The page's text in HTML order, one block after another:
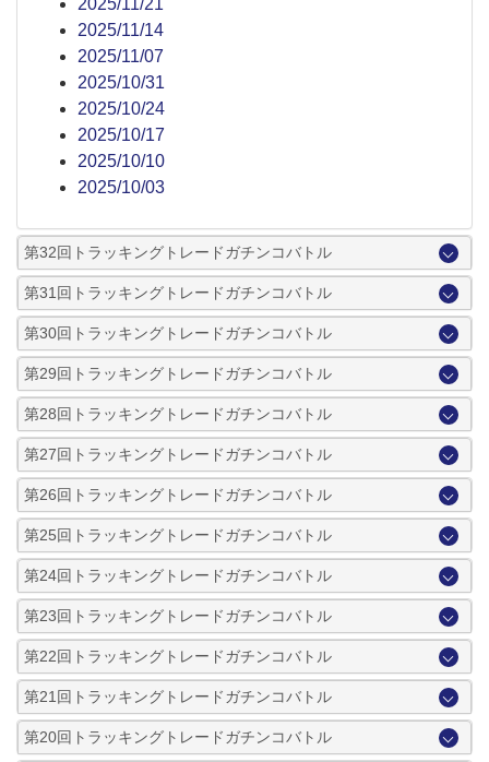
2025/11/14
2025/11/07
2025/10/31
2025/10/24
2025/10/17
2025/10/10
2025/10/03
第32回トラッキングトレードガチンコバトル
第31回トラッキングトレードガチンコバトル
第30回トラッキングトレードガチンコバトル
第29回トラッキングトレードガチンコバトル
第28回トラッキングトレードガチンコバトル
第27回トラッキングトレードガチンコバトル
第26回トラッキングトレードガチンコバトル
第25回トラッキングトレードガチンコバトル
第24回トラッキングトレードガチンコバトル
第23回トラッキングトレードガチンコバトル
第22回トラッキングトレードガチンコバトル
第21回トラッキングトレードガチンコバトル
第20回トラッキングトレードガチンコバトル